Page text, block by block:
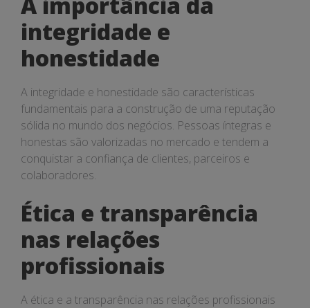
integridade e
honestidade
A integridade e honestidade são características
fundamentais para a construção de uma reputação
sólida no mundo dos negócios. Pessoas íntegras e
honestas são valorizadas no mercado e tendem a
conquistar a confiança de clientes, parceiros e
colaboradores.
Ética e transparência
nas relações
profissionais
A ética e a transparência nas relações profissionais